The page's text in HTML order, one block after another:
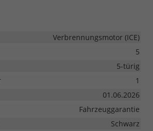
Verbrennungsmotor (ICE)
5
5-türig
1
01.06.2026
Fahrzeuggarantie
Schwarz